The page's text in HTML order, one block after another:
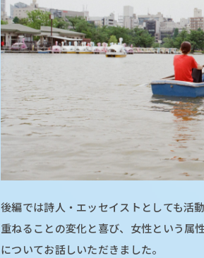
後編では詩人・エッセイストとしても活
重ねることの変化と喜び、女性という属
についてお話しいただきました。